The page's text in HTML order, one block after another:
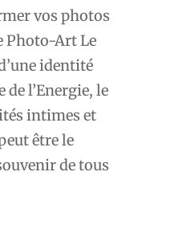
vos photos
Photo-Art Le
identité
de l’Energie, le
intimes et
être le
de tous